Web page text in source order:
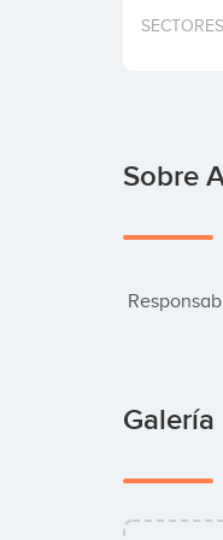
SECTORES
Sobre
Galería